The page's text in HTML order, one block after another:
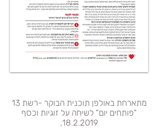
מתארחת באולפן תוכנית הבוקר -רשת 13
"פותחים יום" לשיחה על זוגיות וכסף
18.2.2019
,